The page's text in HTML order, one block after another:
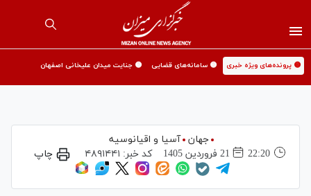
🟡 پرونده‌های ویژه خبری 🟡 سامانه‌های قضایی 🟡 جنایت میدان علیخانی اصفهان
جهان
آسیا و اقیانوسیه
22:20
21 فروردين 1405 کد خبر: ۴۸۹۱۴۴۱ چاپ